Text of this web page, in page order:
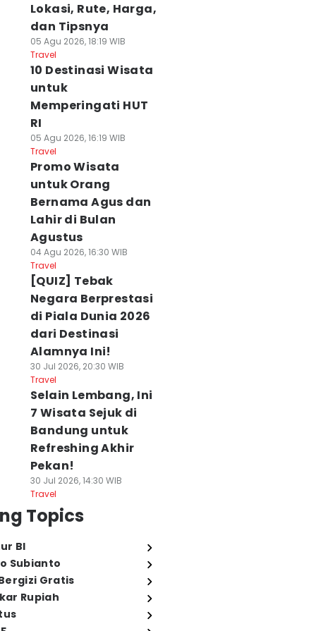
Lokasi, Rute, Harga,
dan Tipsnya
05 Agu 2026, 18:19 WIB
Travel
10 Destinasi Wisata
untuk
Memperingati HUT
RI
05 Agu 2026, 16:19 WIB
Travel
Promo Wisata
untuk Orang
Bernama Agus dan
Lahir di Bulan
Agustus
04 Agu 2026, 16:30 WIB
Travel
[QUIZ] Tebak
Negara Berprestasi
di Piala Dunia 2026
dari Destinasi
Alamnya Ini!
30 Jul 2026, 20:30 WIB
Travel
Selain Lembang, Ini
7 Wisata Sejuk di
Bandung untuk
Refreshing Akhir
Pekan!
30 Jul 2026, 14:30 WIB
Travel
Topics
BI
Subianto
Gratis
Rupiah